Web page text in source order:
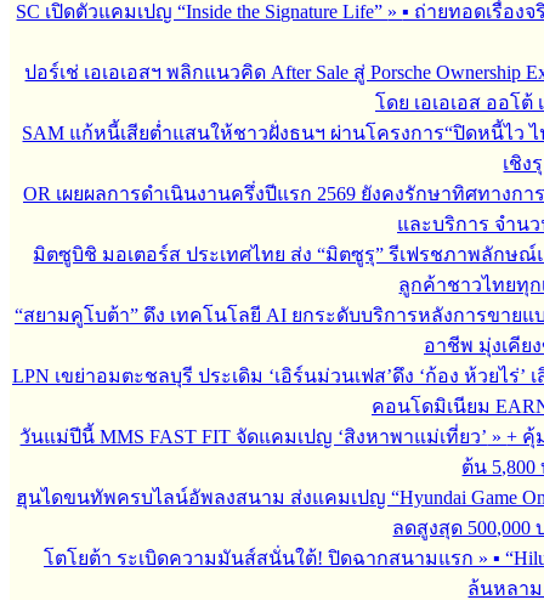
SC เปิดตัวแคมเปญ “Inside the Signature Life” »▪︎ ถ่ายทอดเรื่อง
ปอร์เช่ เอเอเอสฯ พลิกแนวคิด After Sale สู่ Porsche Ownership
โดย เอเอเอส ออโ
SAM แก้หนี้เสียต่ำแสนให้ชาวฝั่งธนฯ ผ่านโครงการ“ปิดหนี้ไว
เชิง
OR เผยผลการดำเนินงานครึ่งปีแรก 2569 ยังคงรักษาทิศทางกา
และบริการ จำนว
มิตซูบิชิ มอเตอร์ส ประเทศไทย ส่ง “มิตซูรุ” รีเฟรชภาพลักษณ์
ลูกค้าชาวไทยทุก
“สยามคูโบต้า” ดึง เทคโนโลยี AI ยกระดับบริการหลังการขาย
อาชีพ มุ่งเคีย
LPN เขย่าอมตะชลบุรี ประเดิม ‘เอิร์นม่วนเฟส’ดึง ‘ก้อง ห้วยไร่’
คอนโดมิเนียม
วันแม่ปีนี้ MMS FAST FIT จัดแคมเปญ ‘สิงหาพาแม่เที่ยว’ »+ คุ้
ต้น
ฮุนไดขนทัพครบไลน์อัพลงสนาม ส่งแคมเปญ “Hyundai Game
ลดสูงสุด 500,000
โตโยต้า ระเบิดความมันส์สนั่นใต้! ปิดฉากสนามแรก » ▪︎
ล้นหลาม